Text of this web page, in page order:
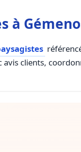
à
avis clients,